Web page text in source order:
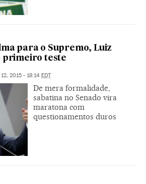
para o Supremo, Luiz
primeiro teste
12, 2015 - 18:14 EDT
De mera formalidade,
sabatina no Senado vira
maratona com
questionamentos duros